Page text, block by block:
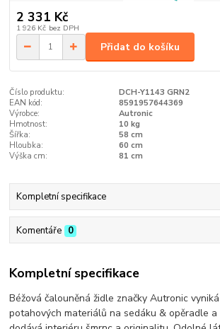
2 331 Kč
1 926 Kč bez DPH
Přidat do košíku
Číslo produktu:
DCH-Y1143 GRN2
EAN kód:
8591957644369
Výrobce:
Autronic
Hmotnost:
10 kg
Šířka:
58 cm
Hloubka:
60 cm
Výška cm:
81 cm
Kompletní specifikace
Komentáře 0
Kompletní specifikace
Béžová čalouněná židle značky Autronic
potahových materiálů na sedáku & opěradle a